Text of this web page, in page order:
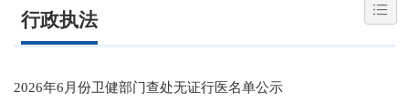
行政执法
2026年6月份卫健部门查处无证行医名单公示